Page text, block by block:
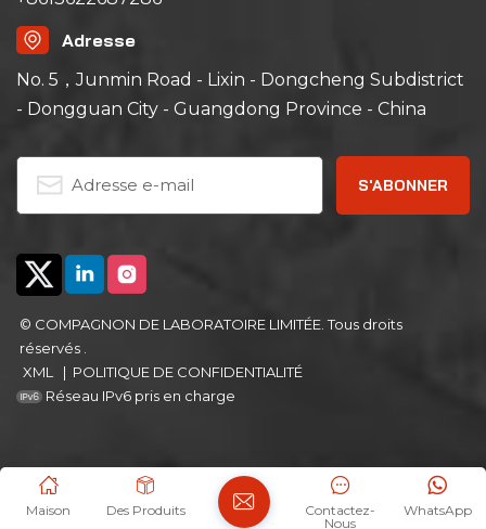
Adresse
No. 5，Junmin Road - Lixin - Dongcheng Subdistrict
- Dongguan City - Guangdong Province - China
© COMPAGNON DE LABORATOIRE LIMITÉE. Tous droits
réservés .
XML
| POLITIQUE DE CONFIDENTIALITÉ
Réseau IPv6 pris en charge
Maison Des Produits WhatsApp
Contactez-
Nous